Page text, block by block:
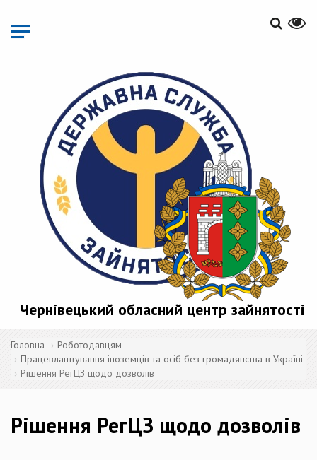
основного
матеріалу
Чернівецький обласний центр зайнятості
Головна
Роботодавцям
Працевлаштування іноземців та осіб без громадянства в Україні
Рішення РегЦЗ щодо дозволів
Рішення РегЦЗ щодо дозволів